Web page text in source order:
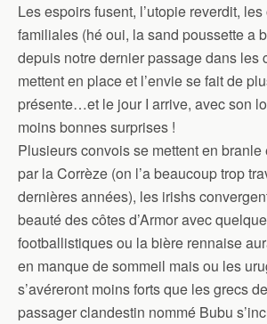
Les espoirs fusent, l’utopie reverdit,
familiales (hé oui, la sand poussette a
depuis notre dernier passage dans les
mettent en place et l’envie se fait de
présente…et le jour I arrive, avec son
moins bonnes surprises !
Plusieurs convois se mettent en branle
par la Corrèze (on l’a beaucoup trop
dernières années), les irishs
beauté des côtes d’Armor avec
footballistiques ou la bière rennaise
en manque de sommeil mais ou les
s’avéreront moins forts que les grecs
passager clandestin nommé Bubu